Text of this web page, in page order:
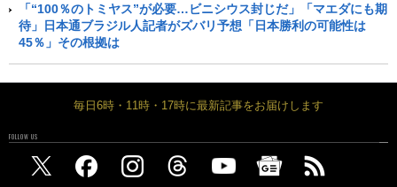
「“100％のトミヤス”が必要…ビニシウス封じだ」「マエダにも期
待」日本通ブラジル人記者がズバリ予想「日本勝利の可能性は
45％」その根拠は
毎日6時・11時・17時に最新記事をお届けします
FOLLOW US